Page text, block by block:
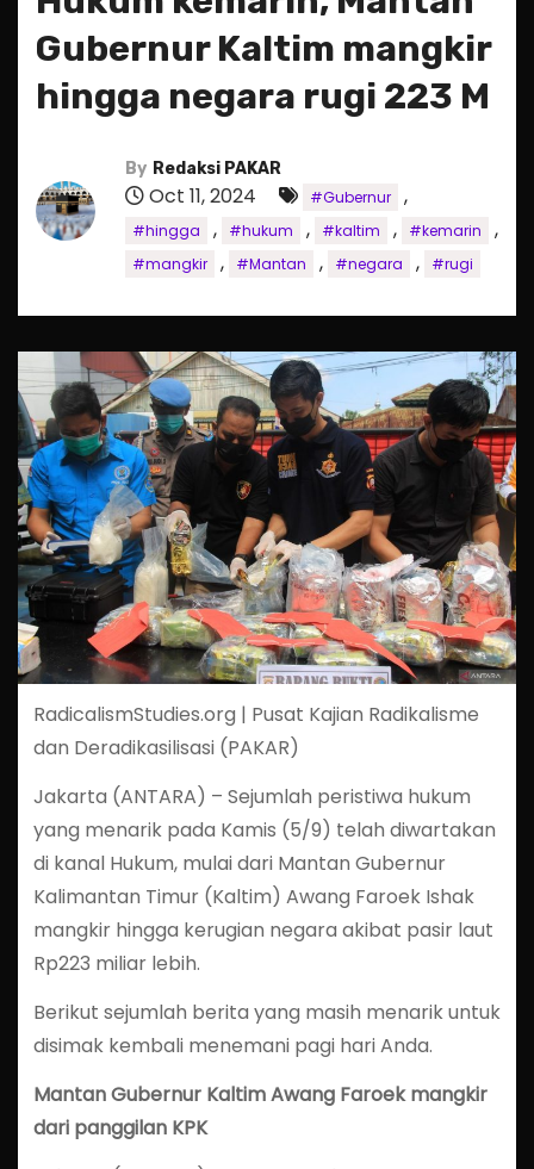
Gubernur Kaltim mangkir
hingga negara rugi 223 M
By Redaksi PAKAR
Oct 11, 2024 #Gubernur ,
#hingga , #hukum , #kaltim , #kemarin ,
#mangkir , #Mantan , #negara , #rugi
RadicalismStudies.org | Pusat Kajian Radikalisme
dan Deradikasilisasi (PAKAR)
Jakarta (ANTARA) – Sejumlah peristiwa hukum
yang menarik pada Kamis (5/9) telah diwartakan
di kanal Hukum, mulai dari Mantan Gubernur
Kalimantan Timur (Kaltim) Awang Faroek Ishak
mangkir hingga kerugian negara akibat pasir laut
Rp223 miliar lebih.
Berikut sejumlah berita yang masih menarik untuk
disimak kembali menemani pagi hari Anda.
Mantan Gubernur Kaltim Awang Faroek mangkir
dari panggilan KPK